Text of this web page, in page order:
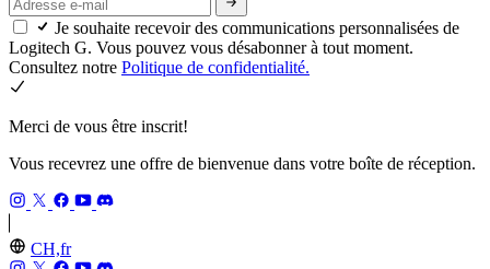
Je souhaite recevoir des communications personnalisées de
Logitech G. Vous pouvez vous désabonner à tout moment.
Consultez notre Politique de confidentialité.
Merci de vous être inscrit!
Vous recevrez une offre de bienvenue dans votre boîte de réception.
CH,fr